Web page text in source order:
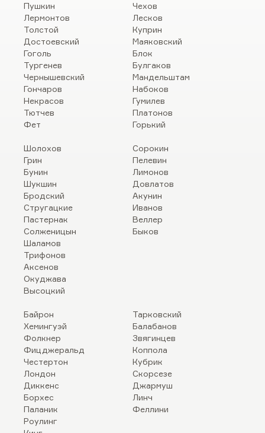
Пушкин
Лермонтов
Толстой
Достоевский
Гоголь
Тургенев
Чернышевский
Гончаров
Некрасов
Тютчев
Фет
Чехов
Лесков
Куприн
Маяковский
Блок
Булгаков
Мандельштам
Набоков
Гумилев
Платонов
Горький
Шолохов
Грин
Бунин
Шукшин
Бродский
Стругацкие
Пастернак
Солженицын
Шаламов
Трифонов
Аксенов
Окуджава
Высоцкий
Сорокин
Пелевин
Лимонов
Довлатов
Акунин
Иванов
Веллер
Быков
Байрон
Хемингуэй
Фолкнер
Фицджеральд
Честертон
Лондон
Диккенс
Борхес
Паланик
Роулинг
Тарковский
Балабанов
Звягинцев
Коппола
Кубрик
Скорсезе
Джармуш
Линч
Феллини